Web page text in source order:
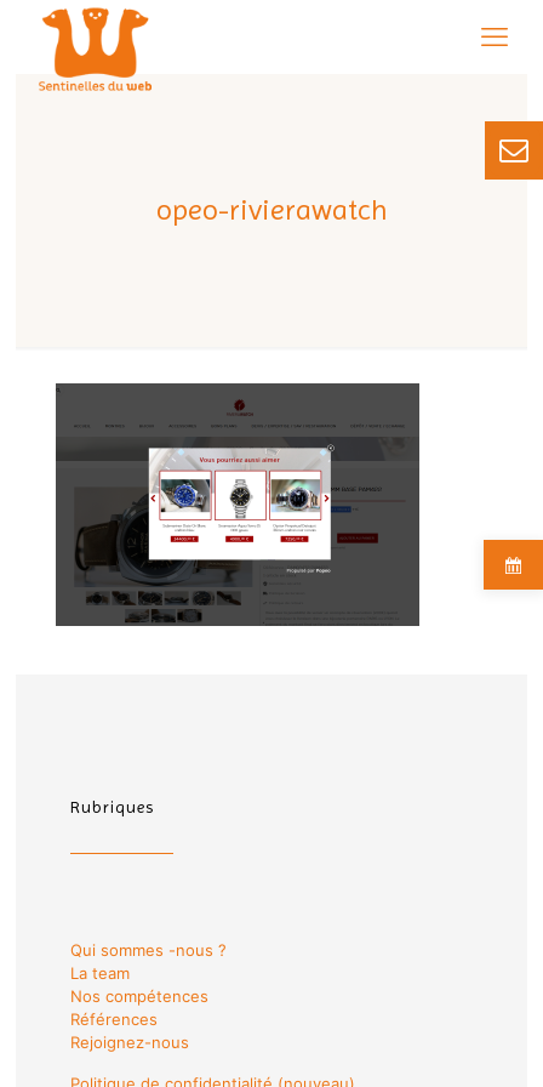
opeo-rivierawatch
Rubriques
Qui sommes -nous ?
La team
Nos compétences
Références
Rejoignez-nous